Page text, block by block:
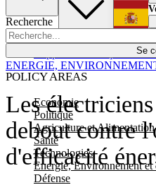
Recherche
Se
POLICY AREAS
Economie
Politique
Agriculture et Alimentation
Santé
Technologies
Energie, Environnement et
Défense
Les
debout contre
d'efficacité
ENERGIE,